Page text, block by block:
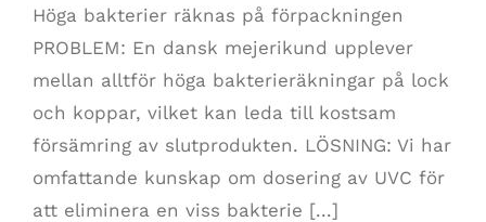
Höga bakterier räknas på förpackningen
PROBLEM: En dansk mejerikund upplever
mellan alltför höga bakterieräkningar på lock
och koppar, vilket kan leda till kostsam
försämring av slutprodukten. LÖSNING: Vi har
omfattande kunskap om dosering av UVC för
att eliminera en viss bakterie [...]